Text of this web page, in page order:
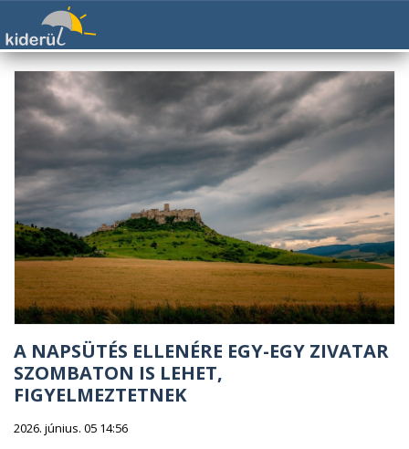
A NAPSÜTÉS ELLENÉRE EGY-EGY ZIVATAR
SZOMBATON IS LEHET,
FIGYELMEZTETNEK
2026. június. 05 14:56